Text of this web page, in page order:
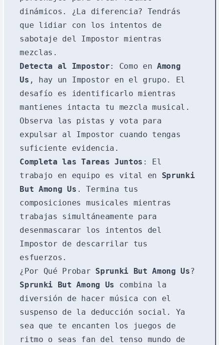
dinámicos. ¿La diferencia? Tendrás
que lidiar con los intentos de
sabotaje del Impostor mientras
mezclas.
Detecta al Impostor: Como en Among
Us , hay un Impostor en el grupo. El
desafío es identificarlo mientras
mantienes intacta tu mezcla musical.
Observa las pistas y vota para
expulsar al Impostor cuando tengas
suficiente evidencia.
Completa las Tareas Juntos : El
trabajo en equipo es vital en Sprunki
But Among Us . Termina tus
composiciones musicales mientras
trabajas simultáneamente para
desenmascarar los intentos del
Impostor de descarrilar tus
esfuerzos.
¿Por Qué Probar Sprunki But Among Us?
Sprunki But Among Us combina la
diversión de hacer música con el
suspenso de la deducción social. Ya
sea que te encanten los juegos de
ritmo o seas fan del tenso mundo de